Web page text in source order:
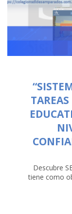
Descubre
tiene como